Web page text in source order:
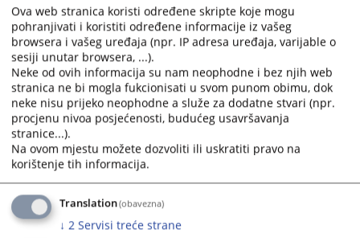
Produžen pritvor optuženom
Osnovni sud u Tesliću, dana 17.07.2026. godine, donio je
rješenje kojim se prema optuženom E.A., zbog krivičnog
djela neovlaštena proizvodnja i promet opojnih droga iz
člana 207. stav 1. Krivičnog zakonika Republike Srpske, na
prijedlog Okružnog javnog tužilaštva u Doboju, produžava
pritvor po osnovu iz člana 197. stav 1. tačka v) Zakona o
krivičnom postupku RS.
Izvještaj o radu suda za period od 01.01.
Ova web stranica koristi određene skripte koje mogu
pohranjivati i koristiti određene informacije iz vašeg
browsera i vašeg uređaja (npr. IP adresa uređaja, varijable o
sesiji unutar browsera, ...).
Neke od ovih informacija su nam neophodne i bez njih web
stranica ne bi mogla fukcionisati u svom punom obimu, dok
neke nisu prijeko neophodne a služe za dodatne stvari (npr.
procjenu nivoa posjećenosti, budućeg usavršavanja
stranice...).
Na ovom mjestu možete dozvoliti ili uskratiti pravo na
korištenje tih informacija.
Translation(obavezna)
↓ 2 Servisi treće strane